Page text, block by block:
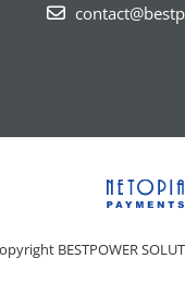
BESTPOWER